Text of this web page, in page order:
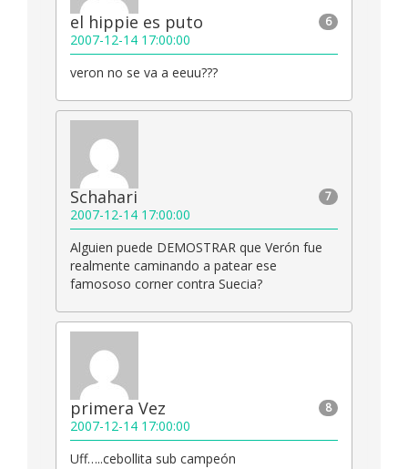
6
el hippie es puto
2007-12-14 17:00:00
veron no se va a eeuu???
7
Schahari
2007-12-14 17:00:00
Alguien puede DEMOSTRAR que Verón fue
realmente caminando a patear ese
famososo corner contra Suecia?
8
primera Vez
2007-12-14 17:00:00
Uff…..cebollita sub campeón